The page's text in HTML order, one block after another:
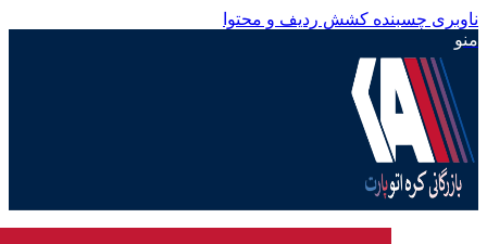
ناوبری چسبنده کشش ردیف و محتوا
منو